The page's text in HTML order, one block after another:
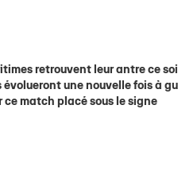
retrouvent leur antre ce
une nouvelle fois à
ce match placé sous le signe